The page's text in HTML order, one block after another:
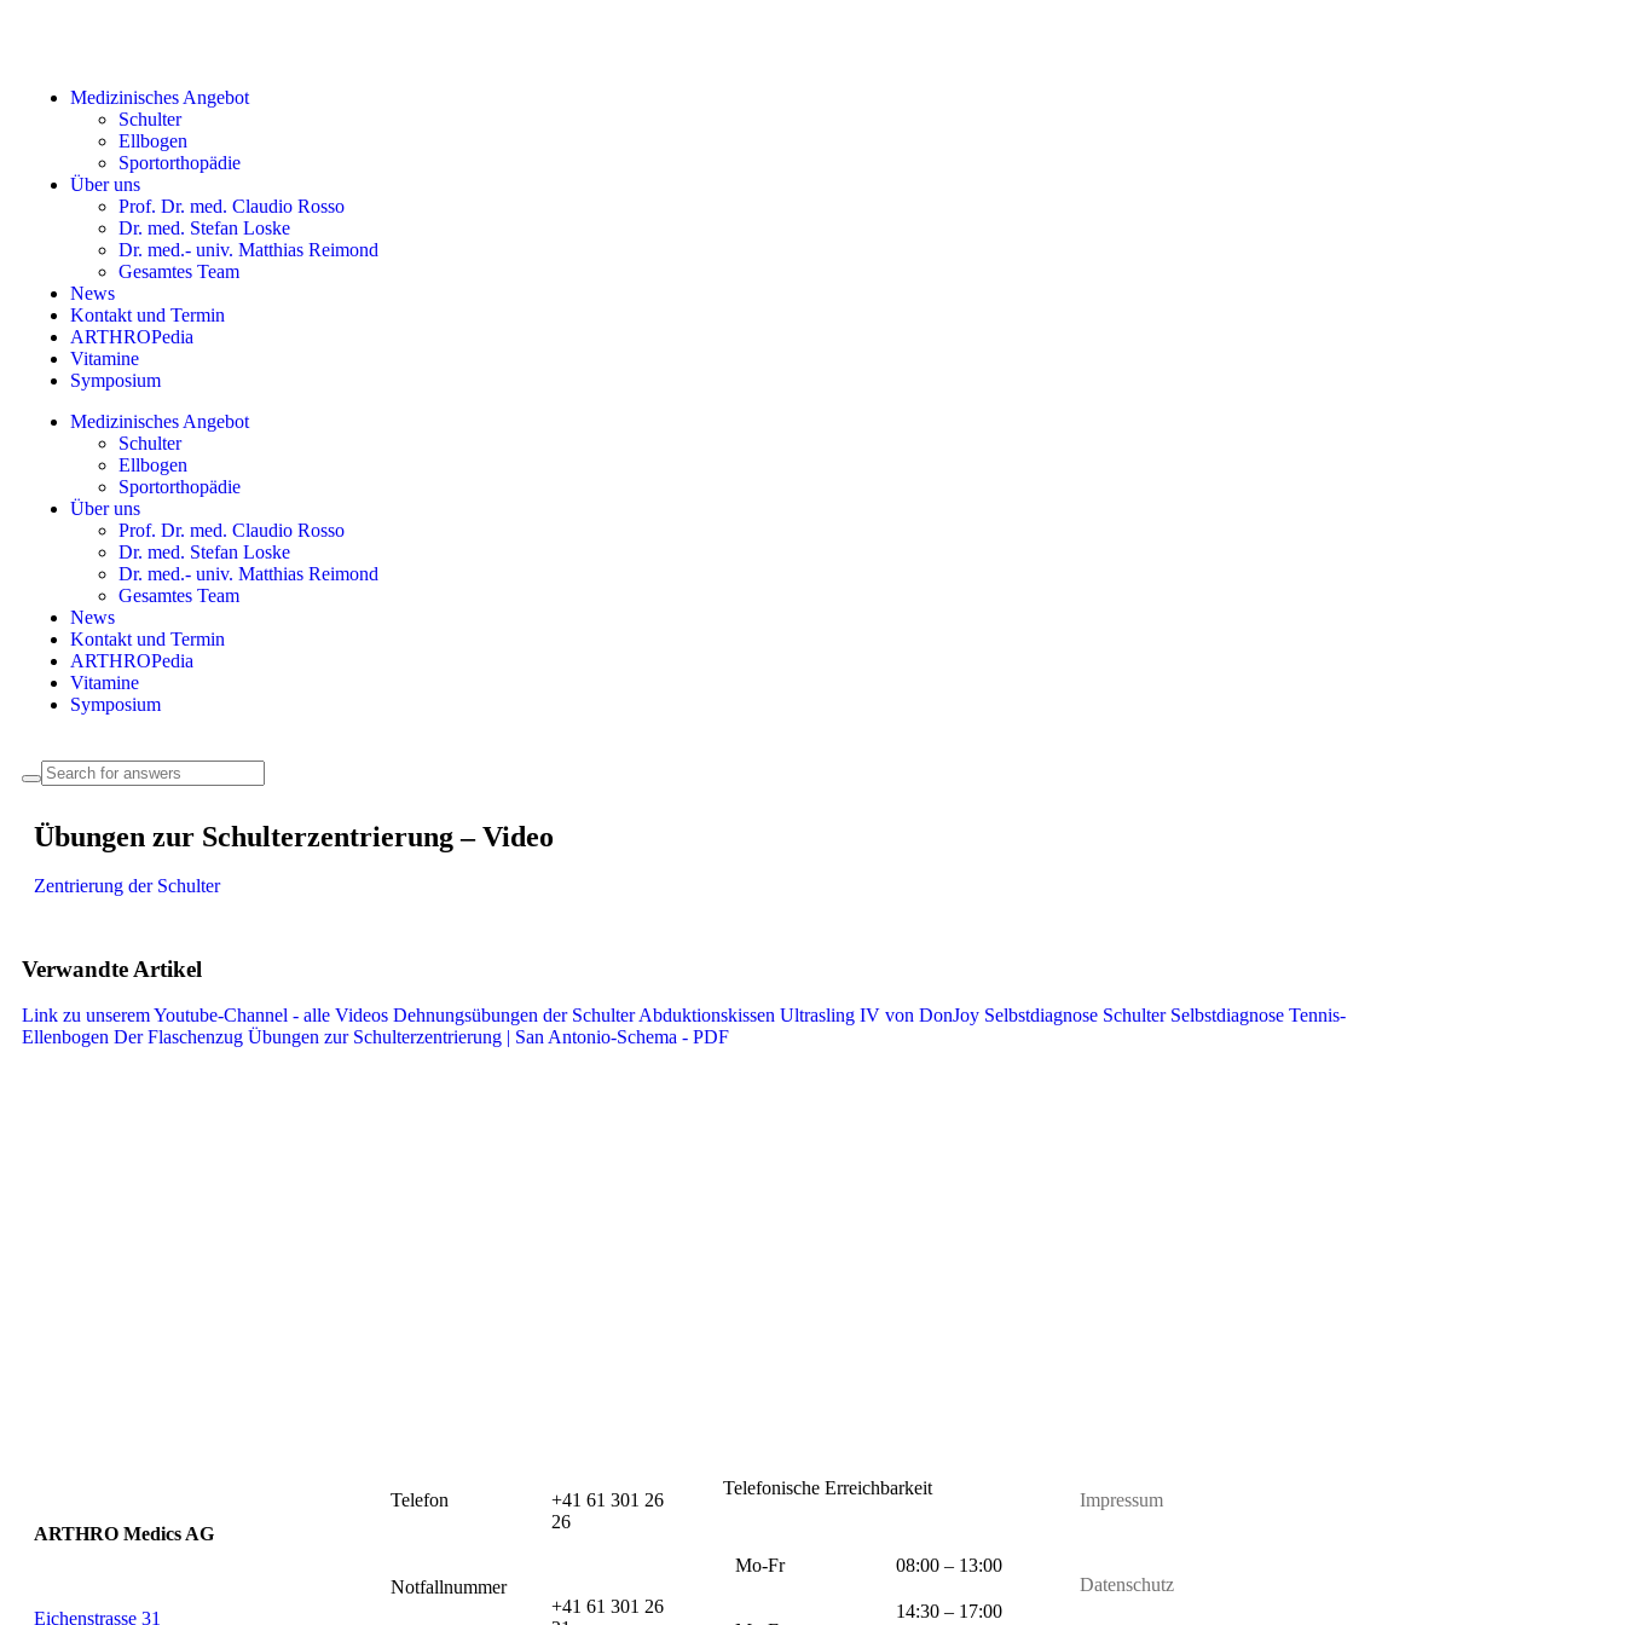
Medizinisches Angebot
Schulter
Ellbogen
Sportorthopädie
Über uns
Prof. Dr. med. Claudio Rosso
Dr. med. Stefan Loske
Dr. med.- univ. Matthias Reimond
Gesamtes Team
News
Kontakt und Termin
ARTHROPedia
Vitamine
Symposium
Medizinisches Angebot
Schulter
Ellbogen
Sportorthopädie
Über uns
Prof. Dr. med. Claudio Rosso
Dr. med. Stefan Loske
Dr. med.- univ. Matthias Reimond
Gesamtes Team
News
Kontakt und Termin
ARTHROPedia
Vitamine
Symposium
Übungen zur Schulterzentrierung – Video
Zentrierung der Schulter
Verwandte Artikel
Link zu unserem Youtube-Channel - alle Videos Dehnungsübungen der SchulterAbduktionskissen Ultrasling IV von DonJoy Selbstdiagnose Schulter Selbstdiagnose Tennis-
Ellenbogen Der Flaschenzug Übungen zur Schulterzentrierung | San Antonio-Schema - PDF
ARTHRO Medics AG
Eichenstrasse 31
Telefon
+41 61 301 26
26
Notfallnummer
+41 61 301 26
Telefonische Erreichbarkeit
Mo-Fr 08:00 – 13:00
14:30 – 17:00
Impressum
Datenschutz